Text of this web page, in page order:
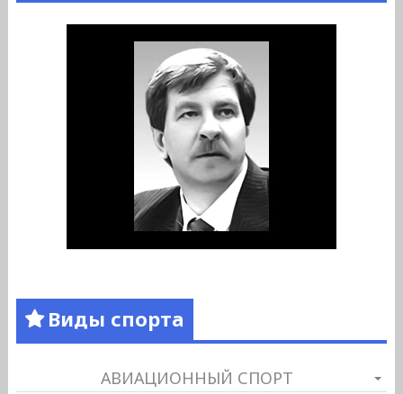
Виды спорта
АВИАЦИОННЫЙ СПОРТ